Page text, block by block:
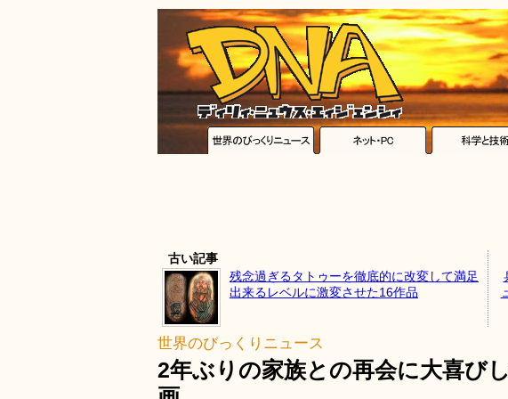
古い記事
残念過ぎるタトゥーを徹底的に改変して満足
出来るレベルに激変させた16作品
世界のびっくりニュース
2年ぶりの家族との再会に大喜び